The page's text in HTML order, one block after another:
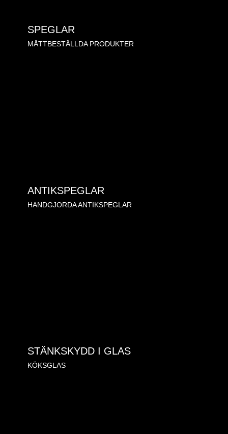
SPEGLAR
MÅTTBESTÄLLDA PRODUKTER
ANTIKSPEGLAR
HANDGJORDA ANTIKSPEGLAR
STÄNKSKYDD I GLAS
KÖKSGLAS